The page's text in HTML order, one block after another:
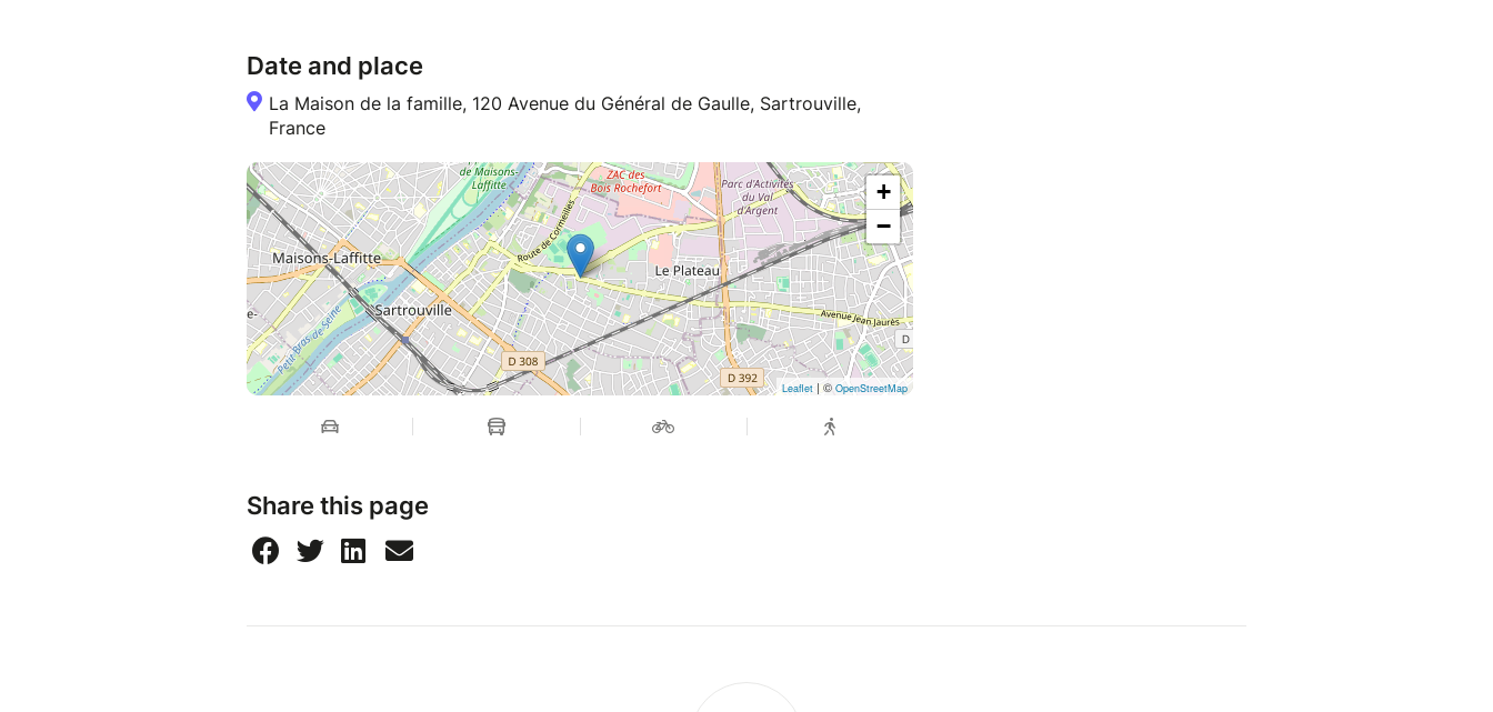
Date and place
La Maison de la famille, 120 Avenue du Général de Gaulle, Sartrouville,
France
+
−
Leaflet | © OpenStreetMap
Share this page